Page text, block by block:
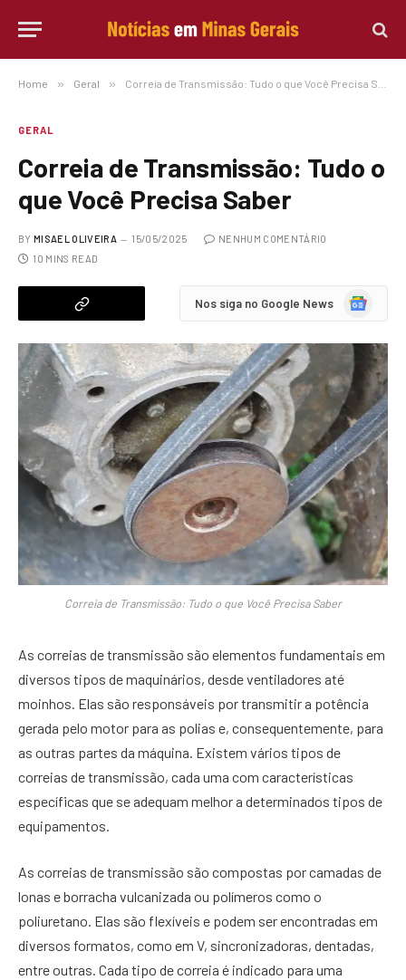
Home » Geral » Correia de Transmissão: Tudo o que Você Precisa Saber
GERAL
Correia de Transmissão: Tudo o
que Você Precisa Saber
BY MISAEL OLIVEIRA 15/05/2025
NENHUM COMENTÁRIO
10 MINS READ
Nos siga no Google News
Google
Correia de Transmissão: Tudo o que Você Precisa Saber
As correias de transmissão são elementos fundamentais em
diversos tipos de maquinários, desde ventiladores até
moinhos. Elas são responsáveis por transmitir a potência
gerada pelo motor para as polias e, consequentemente, para
as outras partes da máquina. Existem vários tipos de
correias de transmissão, cada uma com características
específicas que se adequam melhor a determinados tipos de
equipamentos.
As correias de transmissão são compostas por camadas de
lonas e borracha vulcanizada ou polímeros como o
poliuretano. Elas são flexíveis e podem ser encontradas em
diversos formatos, como em V, sincronizadoras, dentadas,
entre outras. Cada tipo de correia é indicado para uma